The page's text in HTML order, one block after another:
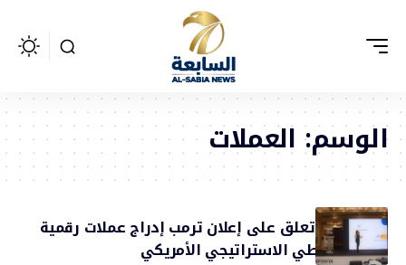
الوسم: العملات
قمر العلي تعلق على إعلان ترمب إدراج عملات رقمية
في الاحتياطي الاستراتيجي الأمريكي